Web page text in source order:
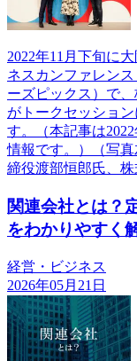
2022年11月下旬に
ネスカンファレンス
ーズピックス）で
がトークセッショ
す。（本記事は
情報です。）（写
締役渡部恒郎氏、
関連会社とは？
をわかりやすく
経営・ビジネス
2026年05月21日